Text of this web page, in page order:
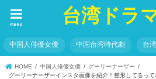
台湾ドラ
menu
中国人俳優女優 中国台湾時代劇 台
HOME 中国人俳優女優
グーリーナーザー
グーリーナーザーインスタ画像を紹介！整形してるって